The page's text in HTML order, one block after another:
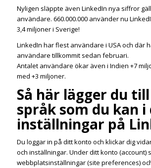
Nyligen släppte även LinkedIn nya siffror
användare. 660.000.000 använder nu
3,4 miljoner i Sverige!
LinkedIn har flest användare i USA och där
användare tillkommit sedan februari.
Antalet användare ökar även i Indien +7
med +3 miljoner.
Så här lägger du
språk som du kan i
inställningar på
Du loggar in på ditt konto och klickar dig
och inställningar. Under ditt konto (account)
webbplatsinställningar (site preferences)